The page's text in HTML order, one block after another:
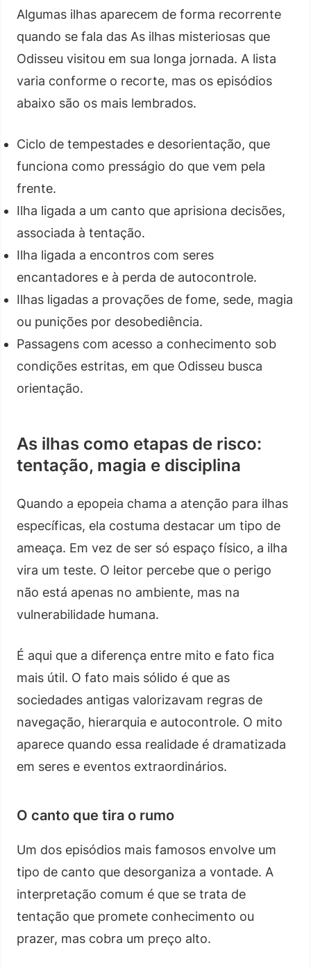
Algumas ilhas aparecem de forma recorrente
quando se fala das As ilhas misteriosas que
Odisseu visitou em sua longa jornada. A lista
varia conforme o recorte, mas os episódios
abaixo são os mais lembrados.
Ciclo de tempestades e desorientação, que
funciona como presságio do que vem pela
frente.
Ilha ligada a um canto que aprisiona decisões,
associada à tentação.
Ilha ligada a encontros com seres
encantadores e à perda de autocontrole.
Ilhas ligadas a provações de fome, sede, magia
ou punições por desobediência.
Passagens com acesso a conhecimento sob
condições estritas, em que Odisseu busca
orientação.
As ilhas como etapas de risco:
tentação, magia e disciplina
Quando a epopeia chama a atenção para ilhas
específicas, ela costuma destacar um tipo de
ameaça. Em vez de ser só espaço físico, a ilha
vira um teste. O leitor percebe que o perigo
não está apenas no ambiente, mas na
vulnerabilidade humana.
É aqui que a diferença entre mito e fato fica
mais útil. O fato mais sólido é que as
sociedades antigas valorizavam regras de
navegação, hierarquia e autocontrole. O mito
aparece quando essa realidade é dramatizada
em seres e eventos extraordinários.
O canto que tira o rumo
Um dos episódios mais famosos envolve um
tipo de canto que desorganiza a vontade. A
interpretação comum é que se trata de
tentação que promete conhecimento ou
prazer, mas cobra um preço alto.